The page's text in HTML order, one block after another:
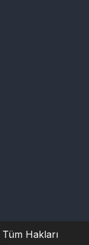
Tüm Hakları